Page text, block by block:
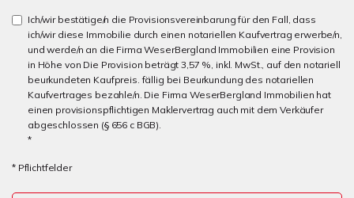
Ich/wir bestätige/n die Provisionsvereinbarung für den Fall, dass
ich/wir diese Immobilie durch einen notariellen Kaufvertrag erwerbe/n,
und werde/n an die Firma WeserBergland Immobilien eine Provision
in Höhe von Die Provision beträgt 3,57 %, inkl. MwSt., auf den notariell
beurkundeten Kaufpreis. fällig bei Beurkundung des notariellen
Kaufvertrages bezahle/n. Die Firma WeserBergland Immobilien hat
einen provisionspflichtigen Maklervertrag auch mit dem Verkäufer
abgeschlossen (§ 656 c BGB).
*
* Pflichtfelder